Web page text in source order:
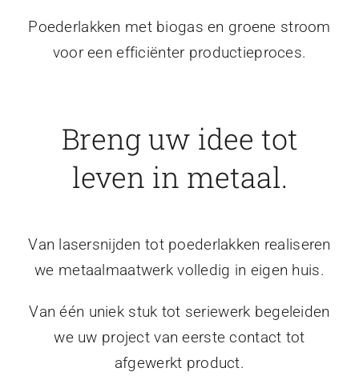
Poederlakken met biogas en groene stroom
voor een efficiënter productieproces.
Breng uw idee tot
leven in metaal.
Van lasersnijden tot poederlakken realiseren
we metaalmaatwerk volledig in eigen huis.
Van één uniek stuk tot seriewerk begeleiden
we uw project van eerste contact tot
afgewerkt product.